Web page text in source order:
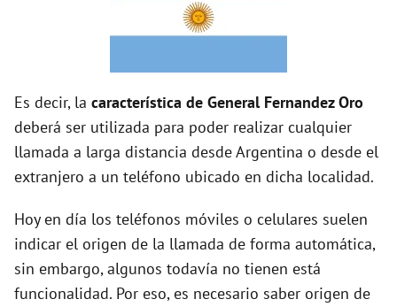
i
d
e
Es decir, la característica de General Fernandez Oro
deberá ser utilizada para poder realizar cualquier
llamada a larga distancia desde Argentina o desde el
extranjero a un teléfono ubicado en dicha localidad.
Hoy en día los teléfonos móviles o celulares suelen
indicar el origen de la llamada de forma automática,
sin embargo, algunos todavía no tienen está
funcionalidad. Por eso, es necesario saber origen de